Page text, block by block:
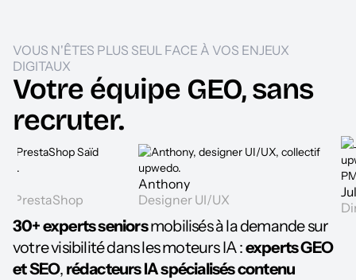
VOUS N'ÊTES PLUS SEUL FACE À VOS ENJEUX
DIGITAUX
Votre équipe GEO, sans
recruter.
Anthony
Designer UI/UX
Julien
Directeur
30+ experts seniorsmobilisés à la demande sur
votre visibilité dans les moteurs IA :experts GEO
et SEO, rédacteurs IA spécialisés contenu